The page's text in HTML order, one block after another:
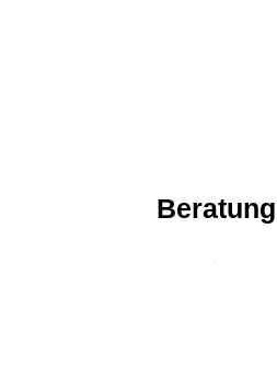
Beratung
.